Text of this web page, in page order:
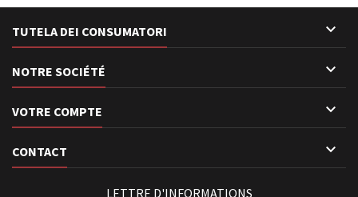
TUTELA DEI CONSUMATORI 
NOTRE SOCIÉTÉ 
VOTRE COMPTE 
CONTACT 
LETTRE D'INFORMATIONS